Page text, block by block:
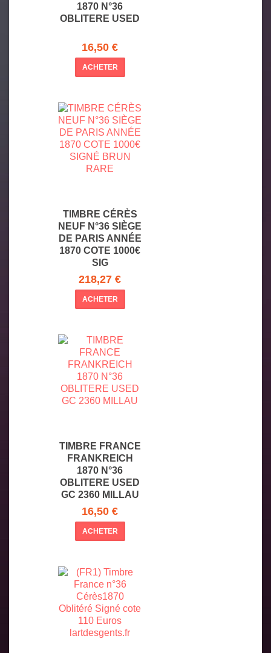
1870 N°36
OBLITERE USED
16,50 €
ACHETER
TIMBRE CÉRÈS
NEUF N°36 SIÈGE
DE PARIS ANNÉE
1870 COTE 1000€
SIG
218,27 €
ACHETER
TIMBRE FRANCE
FRANKREICH
1870 N°36
OBLITERE USED
GC 2360 MILLAU
16,50 €
ACHETER